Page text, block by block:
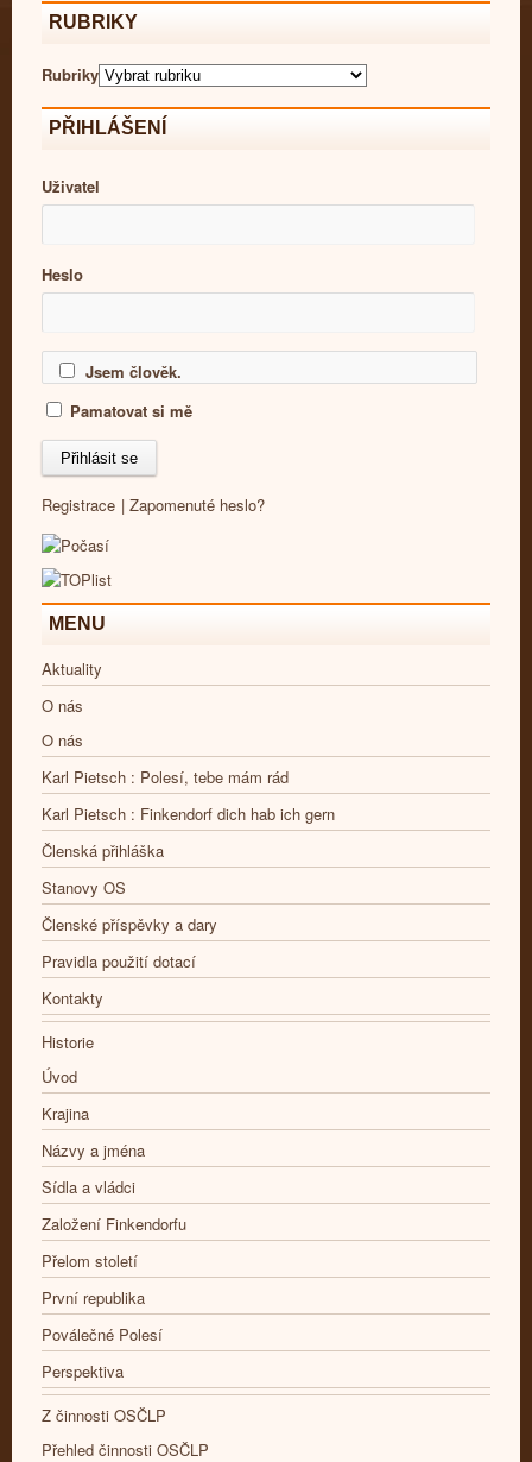
RUBRIKY
Rubriky
PŘIHLÁŠENÍ
Uživatel
Heslo
Jsem člověk.
Pamatovat si mě
Registrace | Zapomenuté heslo?
MENU
Aktuality
O nás
O nás
Karl Pietsch : Polesí, tebe mám rád
Karl Pietsch : Finkendorf dich hab ich gern
Členská přihláška
Stanovy OS
Členské příspěvky a dary
Pravidla použití dotací
Kontakty
Historie
Úvod
Krajina
Názvy a jména
Sídla a vládci
Založení Finkendorfu
Přelom století
První republika
Poválečné Polesí
Perspektiva
Z činnosti OSČLP
Přehled činnosti OSČLP